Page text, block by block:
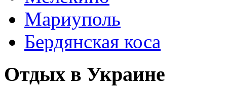
Мариуполь
Бердянская коса
Отдых в Украине